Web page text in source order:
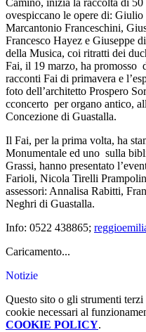
Camino, inizia la raccolta di
ovespiccano le opere di:
Marcantonio Franceschini,
Francesco Hayez e Giuseppe
della Musica, coi ritratti dei
Fai, il 19 marzo, ha promosso
racconti Fai di primavera e
foto dell’architetto Prospero
cconcerto per organo antico,
Concezione di Guastalla.
Il Fai, per la prima volta, ha
Monumentale ed uno sulla
Grassi, hanno presentato
Farioli, Nicola Tirelli
assessori: Annalisa Rabitti,
Neghri di Guastalla.
Info: 0522 438865;
Caricamento...
Notizie
Questo sito o gli strumenti
cookie necessari al
COOKIE POLICY.